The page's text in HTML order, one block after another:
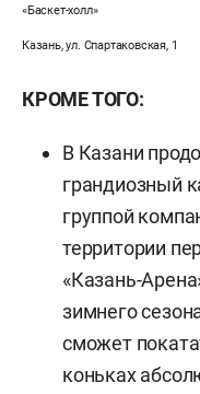
«Баскет-холл»
Казань, ул. Спартаковская, 1
КРОМЕ ТОГО:
В Казани
грандиозный
группой
территории
«Казань-
зимнего
сможет
коньках